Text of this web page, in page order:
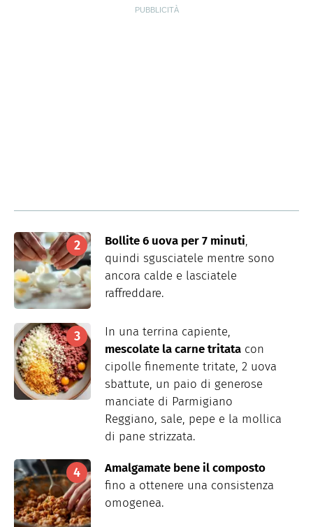
Bollite 6 uova per 7 minuti,
quindi sgusciatele mentre sono
ancora calde e lasciatele
raffreddare.
In una terrina capiente,
mescolate la carne tritata con
cipolle finemente tritate, 2 uova
sbattute, un paio di generose
manciate di Parmigiano
Reggiano, sale, pepe e la mollica
di pane strizzata.
Amalgamate bene il composto
fino a ottenere una consistenza
omogenea.